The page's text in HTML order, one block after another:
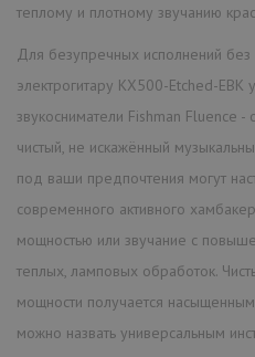
теплому и плотному звучанию
Для безупречных исполнений
электрогитару KX500-Etched-EBK
звукосниматели Fishman Fluence
чистый, не искажённый
под ваши предпочтения могут
современного активного
мощностью или звучание с
теплых, ламповых обработок.
мощности получается
можно назвать универсальным